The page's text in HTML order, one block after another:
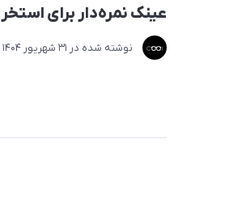
عینک نمره‌دار برای استخر
نوشته شده در 31 شهریور 1404